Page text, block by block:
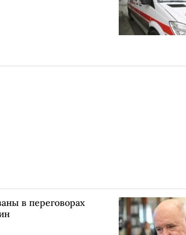
в переговорах